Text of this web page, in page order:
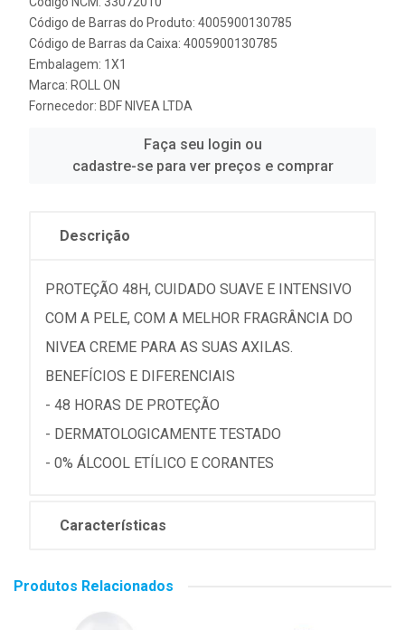
Código de Barras do Produto: 4005900130785
Código de Barras da Caixa: 4005900130785
Embalagem: 1X1
Marca: ROLL ON
Fornecedor: BDF NIVEA LTDA
Faça seu login ou
cadastre-se para ver preços e comprar
Descrição
PROTEÇÃO 48H, CUIDADO SUAVE E INTENSIVO
COM A PELE, COM A MELHOR FRAGRÂNCIA DO
NIVEA CREME PARA AS SUAS AXILAS.
BENEFÍCIOS E DIFERENCIAIS
- 48 HORAS DE PROTEÇÃO
- DERMATOLOGICAMENTE TESTADO
- 0% ÁLCOOL ETÍLICO E CORANTES
Características
Produtos Relacionados